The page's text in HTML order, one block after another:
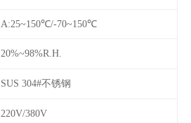
A:25~150℃/-70~150℃
20%~98%R.H.
SUS 304#不锈钢
220V/380V